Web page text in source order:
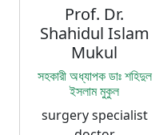
Prof. Dr.
Shahidul Islam
Mukul
সহকারী অধ্যাপক ডাঃ শহিদুল
ইসলাম মুকুল
surgery specialist